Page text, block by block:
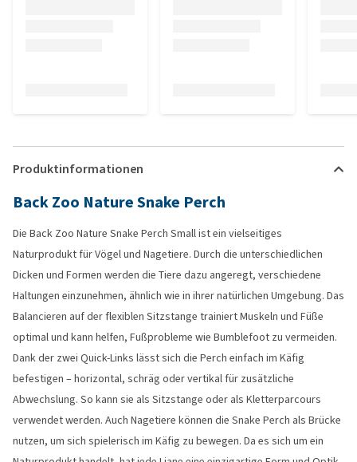
Produktinformationen
Back Zoo Nature Snake Perch
Die Back Zoo Nature Snake Perch Small ist ein vielseitiges
Naturprodukt für Vögel und Nagetiere. Durch die unterschiedlichen
Dicken und Formen werden die Tiere dazu angeregt, verschiedene
Haltungen einzunehmen, ähnlich wie in ihrer natürlichen Umgebung. Das
Balancieren auf der flexiblen Sitzstange trainiert Muskeln und Füße
optimal und kann helfen, Fußprobleme wie Bumblefoot zu vermeiden.
Dank der zwei Quick-Links lässt sich die Perch einfach im Käfig
befestigen – horizontal, schräg oder vertikal für zusätzliche
Abwechslung. So kann sie als Sitzstange oder als Kletterparcours
verwendet werden. Auch Nagetiere können die Snake Perch als Brücke
nutzen, um sich spielerisch im Käfig zu bewegen. Da es sich um ein